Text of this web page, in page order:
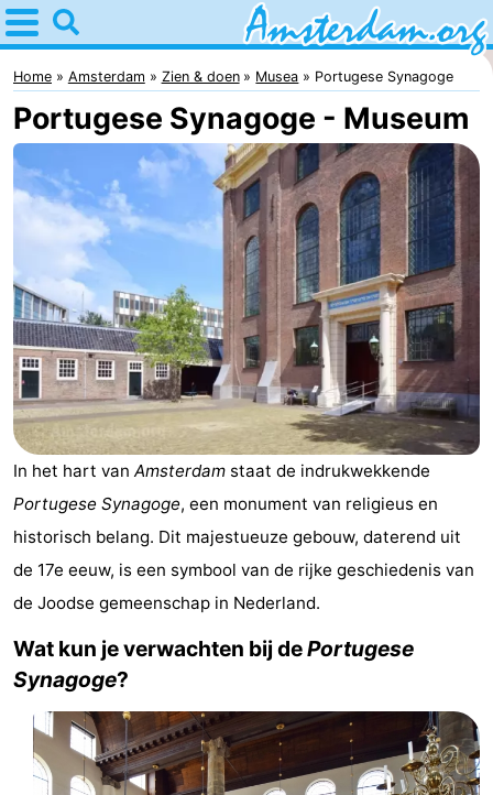
Home
Amsterdam
Reisplan
Voor
kinderen
Voor
jongeren
Gratis
Overnachten
Appartementen
Bed
(&
breakfasts)
Campings
Hotels
Vakantiehuizen
Het
Amsterdamse
Bos
-
Spaarnwoude
Last
minutes
Musea
Home Amsterdam Zien & doen Musea Portugese Synagoge
Portugese Synagoge - Museum
In het hart van Amsterdam staat de indrukwekkende
Portugese Synagoge, een monument van religieus en
historisch belang. Dit majestueuze gebouw, daterend uit
de 17e eeuw, is een symbool van de rijke geschiedenis van
de Joodse gemeenschap in Nederland.
Wat kun je verwachten bij dePortugese
Synagoge?